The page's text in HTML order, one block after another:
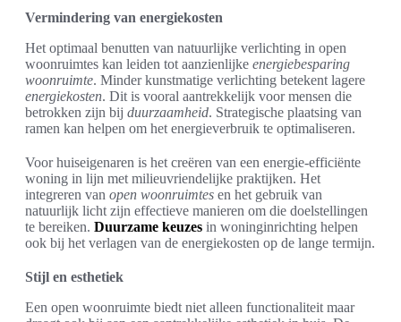
Vermindering van energiekosten
Het optimaal benutten van natuurlijke verlichting in open
woonruimtes kan leiden tot aanzienlijke energiebesparing
woonruimte. Minder kunstmatige verlichting betekent lagere
energiekosten. Dit is vooral aantrekkelijk voor mensen die
betrokken zijn bij duurzaamheid. Strategische plaatsing van
ramen kan helpen om het energieverbruik te optimaliseren.
Voor huiseigenaren is het creëren van een energie-efficiënte
woning in lijn met milieuvriendelijke praktijken. Het
integreren van open woonruimtes en het gebruik van
natuurlijk licht zijn effectieve manieren om die doelstellingen
te bereiken. Duurzame keuzes in woninginrichting helpen
ook bij het verlagen van de energiekosten op de lange termijn.
Stijl en esthetiek
Een open woonruimte biedt niet alleen functionaliteit maar